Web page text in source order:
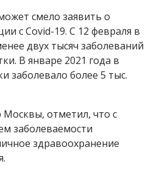
смело заявить о
с Covid-19. С 12 февраля в
двух тысяч заболеваний
В январе 2021 года в
заболевало более 5 тыс.
Москвы, отметил, что с
заболеваемости
здравоохранение